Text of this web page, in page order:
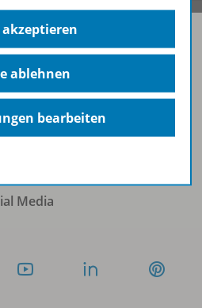
anmelden
Media
ablehnen
bearbeiten